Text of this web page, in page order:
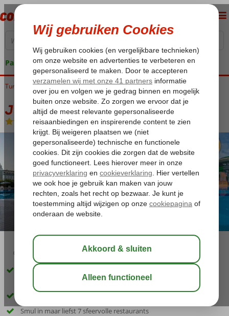
Pakketgarantie
Home
Turkije Turkse Riviera Side Titreyengol J'adore Deluxe Hotel & Spa
J'adore Deluxe Hotel & Spa
Ultra All Inclusive-Hotel
03:45 aug 33°C
Hotel in Ottomaanse stijl, vlakbij het privéstrand en met elegante
Smul in maar liefst 7 sfeervolle restaurants